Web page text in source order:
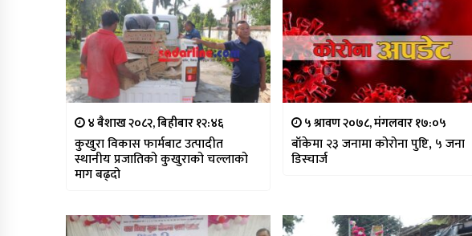
४ बैशाख २०८२, बिहीबार १२:४६
कुखुरा विकास फार्मबाट उत्पादीत
स्थानीय प्रजातिको कुखुराको चल्लाको
माग बढ्दो
५ श्रावण २०७८, मंगलवार १७:०५
बाँकेमा २३ जनामा कोरोना पुष्टि, ५ जना
डिस्चार्ज